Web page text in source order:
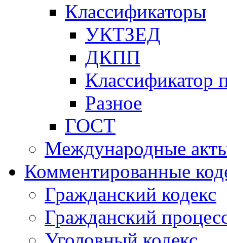
Классификаторы
УКТЗЕД
ДКПП
Классификатор
Разное
ГОСТ
Международные
Комментированные
Гражданский кодекс
Гражданский